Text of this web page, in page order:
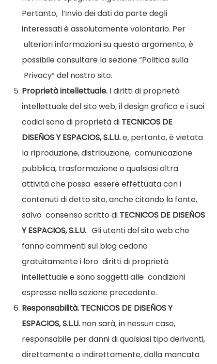
Pertanto, l’invio dei dati da parte degli
interessati è assolutamente volontario. Per
ulteriori informazioni su questo argomento, è
possibile consultare la sezione “Politica sulla
Privacy” del nostro sito.
Proprietà intellettuale. I diritti di proprietà
intellettuale del sito web,il design grafico e i suoi
codici sono di proprietà di TECNICOS DE
DISEÑOS YESPACIOS, S.L.U.e, pertanto, è vietata
la riproduzione, distribuzione, comunicazione
pubblica, trasformazione o qualsiasi altra
attività che possa essere effettuata con i
contenuti di detto sito, anche citando la fonte,
salvo consenso scritto di TECNICOS DE DISEÑOS
Y ESPACIOS, S.L.U.. Gli utenti del sito web che
fanno commenti sul blog cedono
gratuitamente i loro diritti di proprietà
intellettuale e sono soggetti alle condizioni
espresse nella sezione precedente.
Responsabilità. TECNICOS DE DISEÑOS Y
ESPACIOS, S.L.U. non sarà,in nessun caso,
responsabile per danni di qualsiasi tipo derivanti,
direttamente o indirettamente, dalla mancata